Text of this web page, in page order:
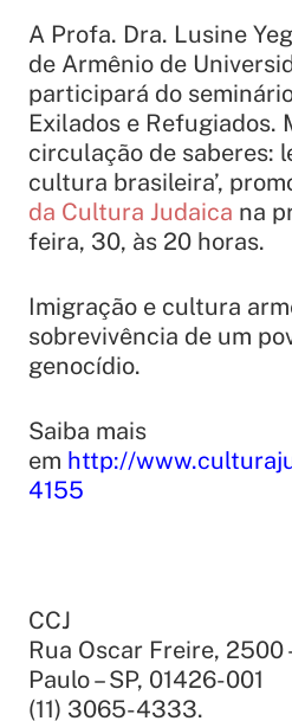
A Profa. Dra. Lusine
de Armênio de
participará do
Exilados e
circulação de saberes:
cultura brasileira’,
da Cultura Judaica na
feira, 30, às 20 horas.
Imigração e cultura
sobrevivência de um
genocídio.
Saiba mais
em http://
4155
CCJ
Rua Oscar Freire, 2500
Paulo – SP, 01426-001
(11) 3065-4333.